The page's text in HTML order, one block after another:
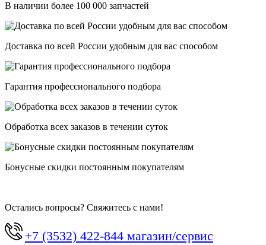
В наличии более 100 000 запчастей
Доставка по всей России удобным для вас способом
Гарантия профессионального подбора
Обработка всех заказов в течении суток
Бонусные скидки постоянным покупателям
Остались вопросы? Свяжитесь с нами!
+7 (3532) 422-844 магазин/сервис